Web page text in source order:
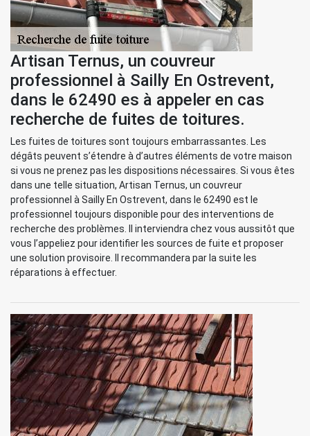
Artisan Ternus, un couvreur
professionnel à Sailly En Ostrevent,
dans le 62490 es à appeler en cas
recherche de fuites de toitures.
Les fuites de toitures sont toujours embarrassantes. Les
dégâts peuvent s’étendre à d’autres éléments de votre maison
si vous ne prenez pas les dispositions nécessaires. Si vous êtes
dans une telle situation, Artisan Ternus, un couvreur
professionnel à Sailly En Ostrevent, dans le 62490 est le
professionnel toujours disponible pour des interventions de
recherche des problèmes. Il interviendra chez vous aussitôt que
vous l’appeliez pour identifier les sources de fuite et proposer
une solution provisoire. Il recommandera par la suite les
réparations à effectuer.